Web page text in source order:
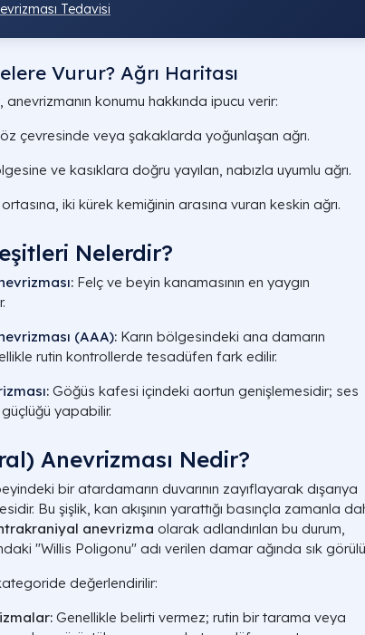
Tedavisi
Vurur? Ağrı Haritası
anevrizmanın konumu hakkında ipucu verir:
çevresinde veya şakaklarda yoğunlaşan ağrı.
ve kasıklara doğru yayılan, nabızla uyumlu ağrı.
ortasına, iki kürek kemiğinin arasına vuran keskin ağrı.
Nelerdir?
: Felç ve beyin kanamasının en yaygın
(AAA): Karın bölgesindeki ana damarın
rutin kontrollerde tesadüfen fark edilir.
: Göğüs kafesi içindeki aortun genişlemesidir; ses
güçlüğü yapabilir.
Anevrizması Nedir?
bir atardamarın duvarının zayıflayarak dışarıya
Bu şişlik, kan akışının yarattığı basınçla zamanla
anevrizma olarak adlandırılan bu durum,
"Willis Poligonu" adı verilen damar ağında sık
değerlendirilir:
Genellikle belirti vermez; rutin bir tarama veya